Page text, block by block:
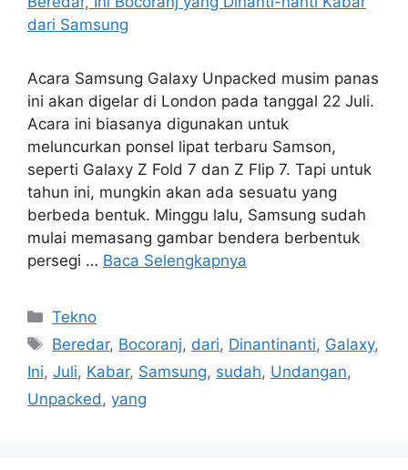
Acara Samsung Galaxy Unpacked musim panas
ini akan digelar di London pada tanggal 22 Juli.
Acara ini biasanya digunakan untuk
meluncurkan ponsel lipat terbaru Samson,
seperti Galaxy Z Fold 7 dan Z Flip 7. Tapi untuk
tahun ini, mungkin akan ada sesuatu yang
berbeda bentuk. Minggu lalu, Samsung sudah
mulai memasang gambar bendera berbentuk
persegi … Baca Selengkapnya
Kategori
Tekno
Tag
Beredar, Bocoranj, dari, Dinantinanti, Galaxy,
Ini, Juli, Kabar, Samsung, sudah, Undangan,
Unpacked , yang